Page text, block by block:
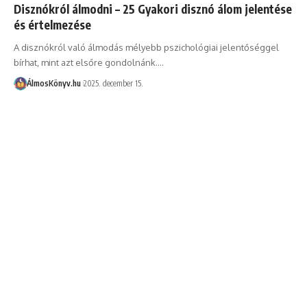
Disznókról álmodni – 25 Gyakori disznó álom jelentése
és értelmezése
A disznókról való álmodás mélyebb pszichológiai jelentőséggel
bírhat, mint azt elsőre gondolnánk.…
ÁlmosKönyv.hu 2025. december 15.